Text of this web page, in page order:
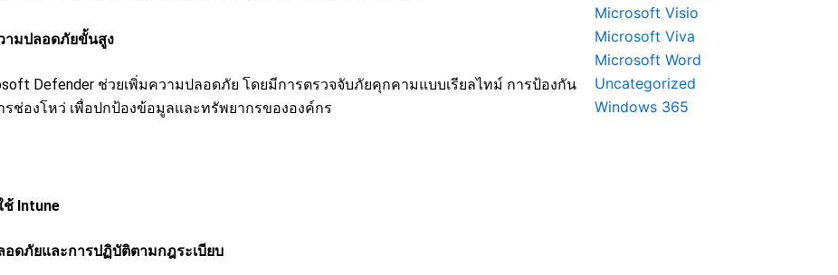
ามปลอดภัยขั้นสูง
Defender ช่วยเพิ่มความปลอดภัย โดยมีการตรวจจับภัยคุกคามแบบเรียลไทม์ การป้องกัน
รช่องโหว่ เพื่อปกป้องข้อมูลและทรัพยากรขององค์กร
Intune
อดภัยและการปฏิบัติตามกฎระเบียบ
Microsoft Visio
Microsoft Viva
Microsoft Word
Uncategorized
Windows 365